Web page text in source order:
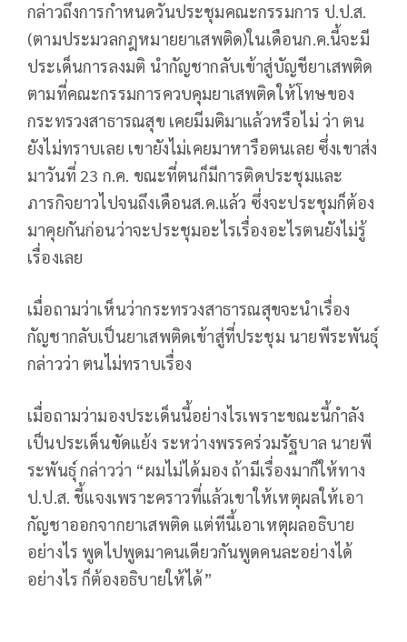
กล่าวถึงการกำหนดวันประชุมคณะกรรมการ ป.ป.ส.
(ตามประมวลกฎหมายยาเสพติด)ในเดือนก.ค.นี้จะมี
ประเด็นการลงมติ นำกัญชากลับเข้าสู่บัญชียาเสพติด
ตามที่คณะกรรมการควบคุมยาเสพติดให้โทษของ
กระทรวงสาธารณสุข เคยมีมติมาแล้วหรือไม่ ว่า ตน
ยังไม่ทราบเลย เขายังไม่เคยมาหารือตนเลย ซึ่งเขาส่ง
มาวันที่ 23 ก.ค. ขณะที่ตนก็มีการติดประชุมและ
ภารกิจยาวไปจนถึงเดือนส.ค.แล้ว ซึ่งจะประชุมก็ต้อง
มาคุยกันก่อนว่าจะประชุมอะไรเรื่องอะไรตนยังไม่รู้
เรื่องเลย
เมื่อถามว่าเห็นว่ากระทรวงสาธารณสุขจะนำเรื่อง
กัญชากลับเป็นยาเสพติดเข้าสู่ที่ประชุม นายพีระพันธุ์
กล่าวว่า ตนไม่ทราบเรื่อง
เมื่อถามว่ามองประเด็นนี้อย่างไรเพราะขณะนี้กำลัง
เป็นประเด็นขัดแย้ง ระหว่างพรรคร่วมรัฐบาล นายพี
ระพันธุ์ กล่าวว่า “ผมไม่ได้มอง ถ้ามีเรื่องมาก็ให้ทาง
ป.ป.ส. ชี้แจงเพราะคราวที่แล้วเขาให้เหตุผลให้เอา
กัญชาออกจากยาเสพติด แต่ทีนี้เอาเหตุผลอธิบาย
อย่างไร พูดไปพูดมาคนเดียวกันพูดคนละอย่างได้
อย่างไร ก็ต้องอธิบายให้ได้”